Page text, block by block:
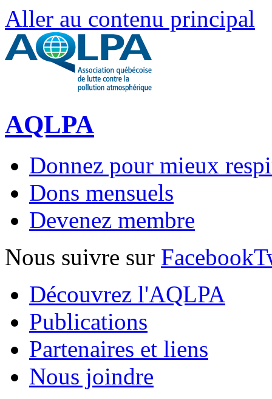
Aller au contenu principal
AQLPA
Donnez pour mieux
Dons mensuels
Devenez membre
Nous suivre sur Facebook
Découvrez l'AQLPA
Publications
Partenaires et liens
Nous joindre